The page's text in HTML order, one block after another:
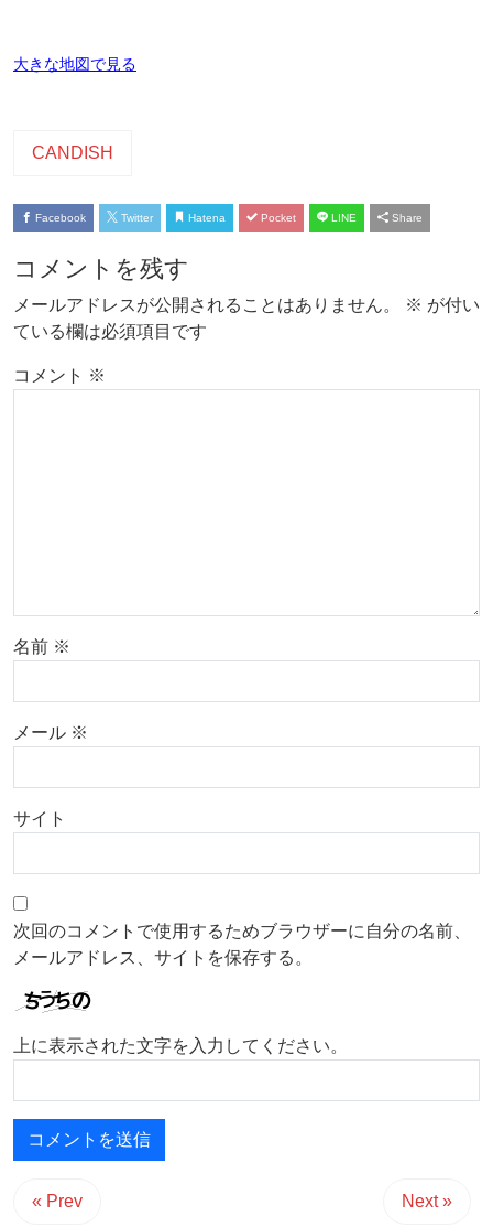
大きな地図で見る
CANDISH
Facebook Twitter Hatena Pocket LINE Share
コメントを残す
メールアドレスが公開されることはありません。 ※ が付い
ている欄は必須項目です
コメント ※
名前 ※
メール ※
サイト
次回のコメントで使用するためブラウザーに自分の名前、
メールアドレス、サイトを保存する。
上に表示された文字を入力してください。
« Prev Next »